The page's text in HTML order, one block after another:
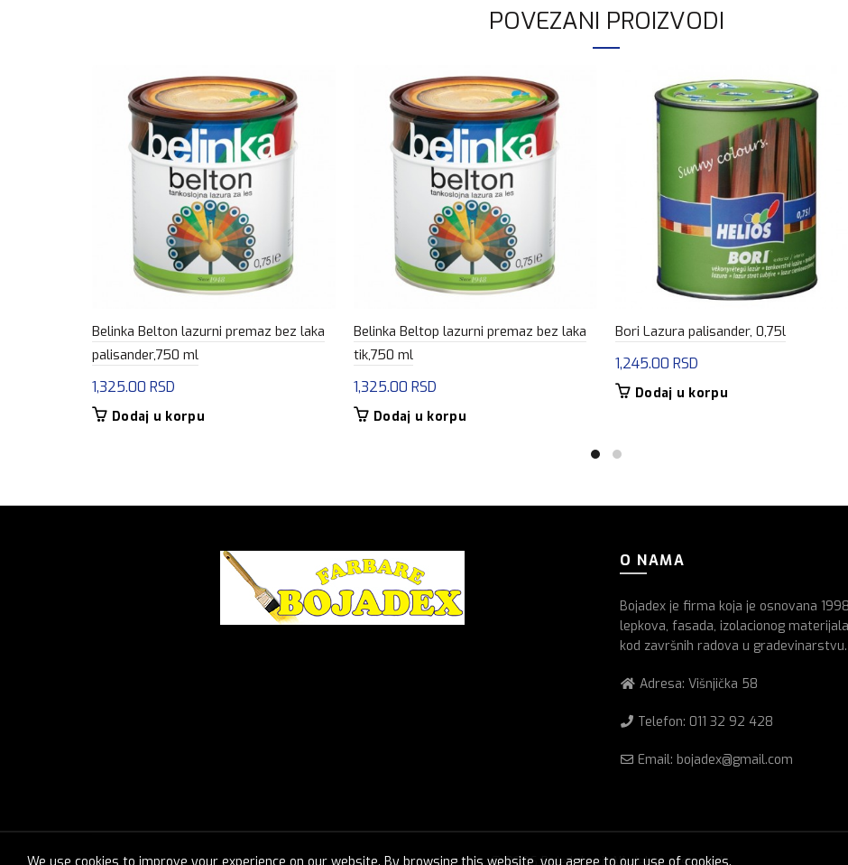
POVEZANI PROIZVODI
Belinka Belton lazurni premaz bez laka
palisander,750 ml
1,325.00 RSD
Dodaj u korpu
Belinka Beltop lazurni premaz bez laka
tik,750 ml
1,325.00 RSD
Dodaj u korpu
Bori Lazura palisander, 0,75l
1,245.00 RSD
Dodaj u korpu
O NAMA
Bojadex je firma koja je osnovana
lepkova, fasada, izolacionog
kod završnih radova u gradevinarstvu.
Adresa: Višnjička 58
Telefon: 011 32 92 428
Email: bojadex@gmail.com
We use cookies to improve your experience on our website. By browsing this website, you agree to our use of cookies.